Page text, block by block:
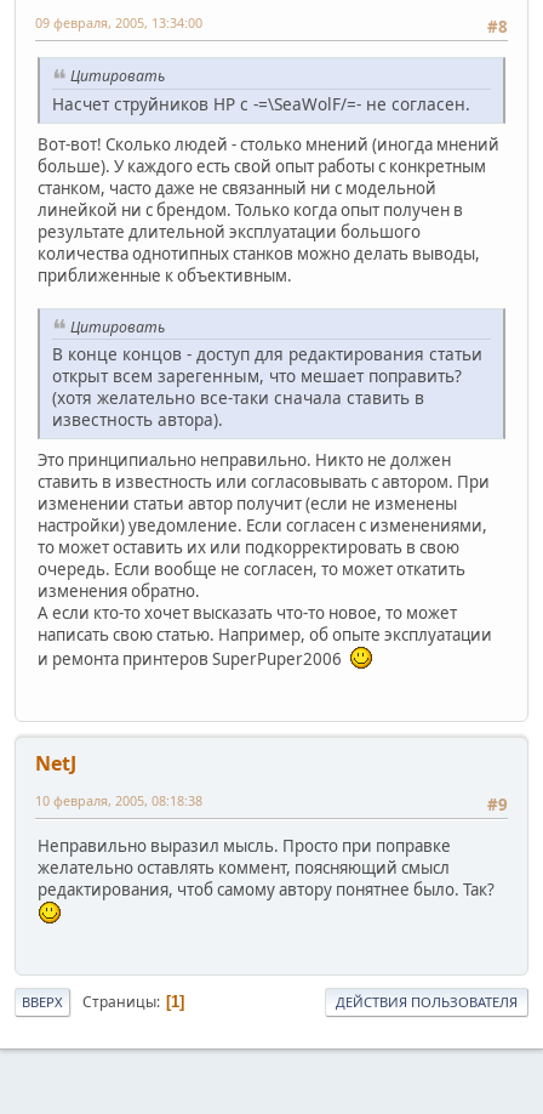
#8
09 февраля, 2005, 13:34:00
Цитировать
Насчет струйников HP с -=\SeaWolF/=- не согласен.
Вот-вот! Сколько людей - столько мнений (иногда мнений
больше). У каждого есть свой опыт работы с конкретным
станком, часто даже не связанный ни с модельной
линейкой ни с брендом. Только когда опыт получен в
результате длительной эксплуатации большого
количества однотипных станков можно делать выводы,
приближенные к объективным.
Цитировать
В конце концов - доступ для редактирования статьи
открыт всем зарегенным, что мешает поправить?
(хотя желательно все-таки сначала ставить в
известность автора).
Это принципиально неправильно. Никто не должен
ставить в известность или согласовывать с автором. При
изменении статьи автор получит (если не изменены
настройки) уведомление. Если согласен с изменениями,
то может оставить их или подкорректировать в свою
очередь. Если вообще не согласен, то может откатить
изменения обратно.
А если кто-то хочет высказать что-то новое, то может
написать свою статью. Например, об опыте эксплуатации
и ремонта принтеров SuperPuper2006
NetJ
#9
10 февраля, 2005, 08:18:38
Неправильно выразил мысль. Просто при поправке
желательно оставлять коммент, поясняющий смысл
редактирования, чтоб самому автору понятнее было. Так?
ВВЕРХ Страницы 1 ДЕЙСТВИЯ ПОЛЬЗОВАТЕЛЯ